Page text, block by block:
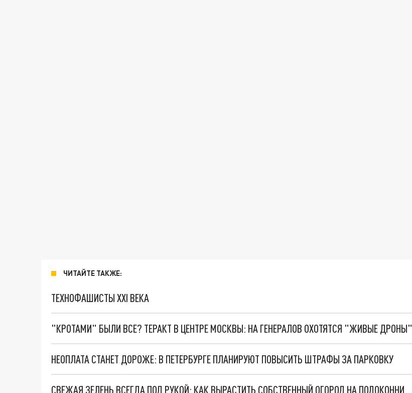
ЧИТАЙТЕ ТАКЖЕ:
ТЕХНОФАШИСТЫ XXI ВЕКА
"КРОТАМИ" БЫЛИ ВСЕ? ТЕРАКТ В ЦЕНТРЕ МОСКВЫ: НА ГЕНЕРАЛОВ ОХОТЯТСЯ "ЖИВЫЕ ДРОНЫ"
НЕОПЛАТА СТАНЕТ ДОРОЖЕ: В ПЕТЕРБУРГЕ ПЛАНИРУЮТ ПОВЫСИТЬ ШТРАФЫ ЗА ПАРКОВКУ